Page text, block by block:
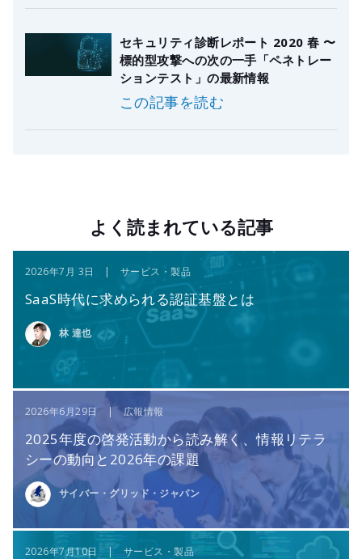
セキュリティ診断レポート 2020 春 〜
標的型攻撃への次の一手「ペネトレー
ションテスト」の最新情報
この記事を読む
よく読まれている記事
2026年7月 3日 | サービス・製品
SaaS時代に求められる認証基盤とは
林 達也
2026年6月29日 | 広報情報
2025年度の啓発活動から読み解く、情報リテラ
シーの動向と2026年の課題
サイバー・グリッド・ジャパン
2026年7月10日 | サービス・製品